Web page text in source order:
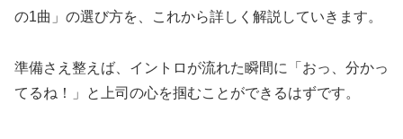
の1曲」の選び方を、これから詳しく解説していきます。
準備さえ整えば、イントロが流れた瞬間に「おっ、分かっ
てるね！」と上司の心を掴むことができるはずです。